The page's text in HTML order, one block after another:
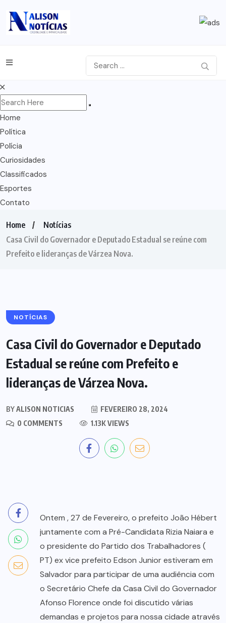
Home
Política
Polícia
Curiosidades
Classificados
Esportes
Contato
Home
Notícias
Casa Civil do Governador e Deputado Estadual se reúne com
Prefeito e lideranças de Várzea Nova.
NOTÍCIAS
Casa Civil do Governador e Deputado
Estadual se reúne com Prefeito e
lideranças de Várzea Nova.
BYALISON NOTICIAS
FEVEREIRO 28, 2024
0 COMMENTS
1.13K VIEWS
Ontem , 27 de Fevereiro, o prefeito João Hébert
juntamente com a Pré-Candidata Rizia Naiara e
o presidente do Partido dos Trabalhadores (
PT) ex vice prefeito Edson Junior estiveram em
Salvador para participar de uma audiência com
o Secretário Chefe da Casa Civil do Governador
Afonso Florence onde foi discutido várias
demandas e projetos para nossa cidade através